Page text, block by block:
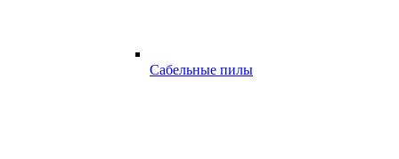
Сабельные пилы